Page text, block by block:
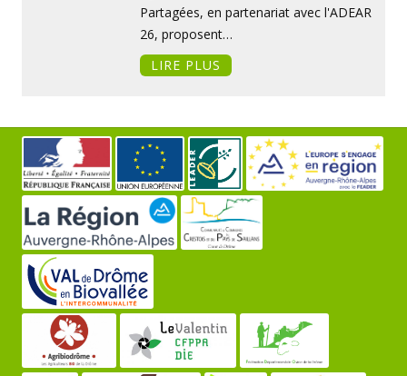
Partagées, en partenariat avec l'ADEAR
26, proposent…
LIRE PLUS